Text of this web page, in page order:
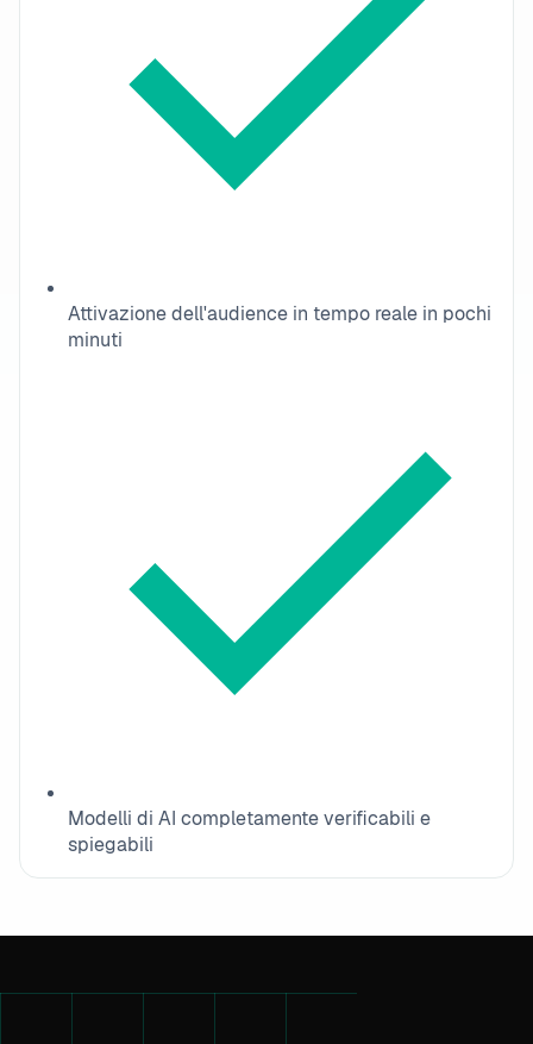
Attivazione dell'audience in tempo reale in pochi
minuti
Modelli di AI completamente verificabili e
spiegabili